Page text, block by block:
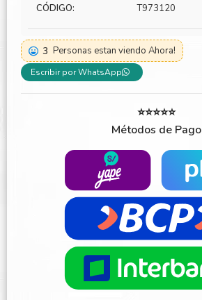
CÓDIGO: T973120
3 Personas estan viendo Ahora!
Escribir por WhatsApp
⭐⭐⭐⭐⭐
Métodos de Pago